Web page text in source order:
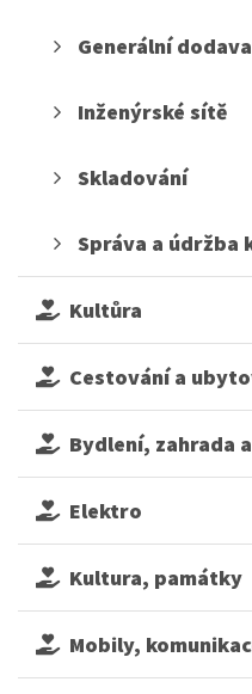
Generální
Inženýrské sítě
Skladování
Správa a údržba
Kultůra
Cestování a
Bydlení, zahrada
Elektro
Kultura, památky
Mobily,